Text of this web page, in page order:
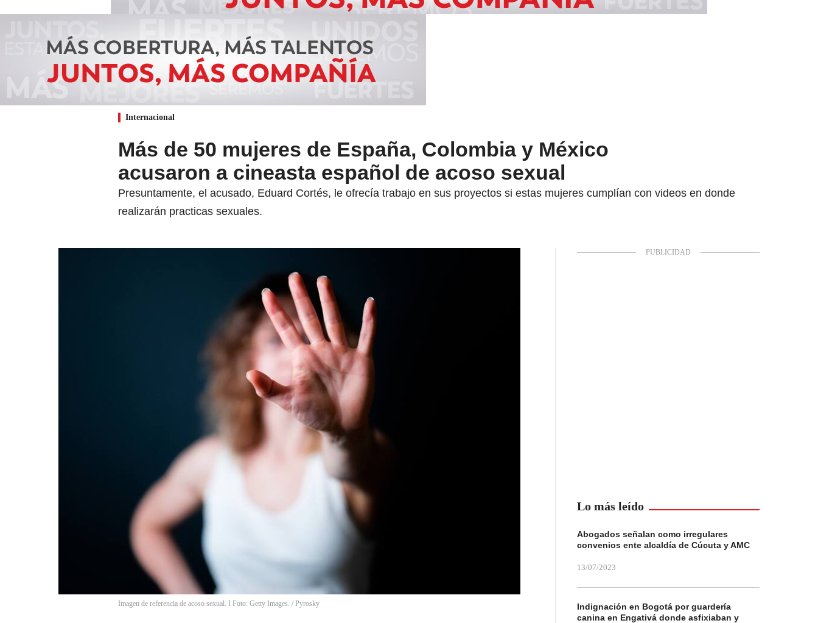
Internacional
Más de 50 mujeres de España, Colombia y México
acusaron a cineasta español de acoso sexual
Presuntamente, el acusado, Eduard Cortés, le ofrecía trabajo en sus proyectos si estas mujeres cumplían con videos en donde
realizarán practicas sexuales.
Imagen de referencia de acoso sexual. I Foto: Getty Images. / Pyrosky
Lo más leído
Abogados señalan como irregulares
convenios ente alcaldía de Cúcuta y AMC
13/07/2023
Indignación en Bogotá por guardería
canina en Engativá donde asfixiaban y